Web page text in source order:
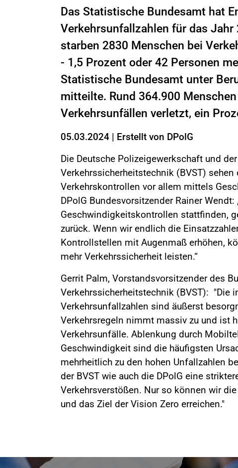
Das Statistische Bundesamt hat
Verkehrsunfallzahlen für das
starben 2830 Menschen bei
- 1,5 Prozent oder 42 Personen
Statistische Bundesamt unter
mitteilte. Rund 364.900
Verkehrsunfällen verletzt, ein
05.03.2024 | Erstellt von DPolG
Die Deutsche Polizeigewerkschaft und
Verkehrssicherheitstechnik (BVST)
Verkehrskontrollen vor allem mittels
DPolG Bundesvorsitzender Rainer
Geschwindigkeitskontrollen stattfinden,
zurück. Wenn wir endlich die
Kontrollstellen mit Augenmaß erhöhen,
mehr Verkehrssicherheit leisten.“
Gerrit Palm, Vorstandsvorsitzender des
Verkehrssicherheitstechnik (BVST): "Die
Verkehrsunfallzahlen sind äußerst
Verkehrsregeln nimmt massiv zu und ist
Verkehrsunfälle. Ablenkung durch
Geschwindigkeit sind die häufigsten
mehrheitlich zu den hohen Unfallzahlen
der BVST wie auch die DPolG eine
Verkehrsverstößen. Nur so können wir
und das Ziel der Vision Zero erreichen."